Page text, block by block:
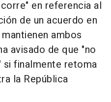
en referencia al
de un acuerdo en
ambos
avisado de que "no
si finalmente retoma
la República